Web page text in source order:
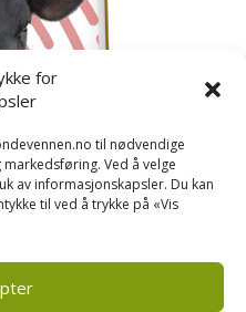
for
til nødvendige
Ved å velge
av informasjonskapsler. Du kan
til ved å trykke på «Vis